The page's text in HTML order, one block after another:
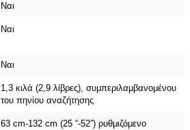
Ναι
Ναι
Ναι
1,3 κιλά (2,9 λίβρες), συμπεριλαμβανομένου
του πηνίου αναζήτησης
63 cm-132 cm (25 “-52”) ρυθμιζόμενο